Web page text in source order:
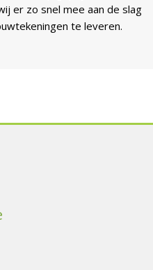
er zo snel mee aan de slag
te leveren.